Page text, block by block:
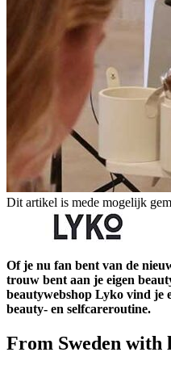
Dit artikel is mede mogelijk
Of je nu fan bent van de
trouw bent aan je eigen
beautywebshop Lyko vind je
beauty- en selfcareroutine.
From Sweden with